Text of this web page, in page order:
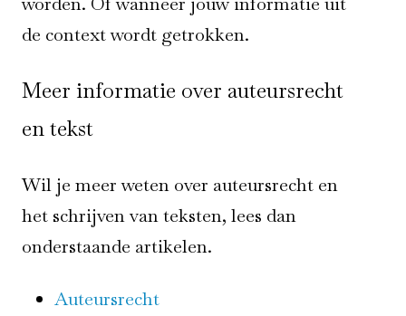
de context wordt getrokken.
Meer informatie over auteursrecht
en tekst
Wil je meer weten over auteursrecht en
het schrijven van teksten, lees dan
onderstaande artikelen.
Auteursrecht